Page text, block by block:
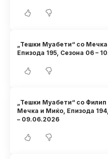
„Тешки Муабети“ со
Eпизода 195, Сезона 06 –
„Тешки Муабети“ со Филип
Мечка и Миќо, Eпизода
– 09.06.2026